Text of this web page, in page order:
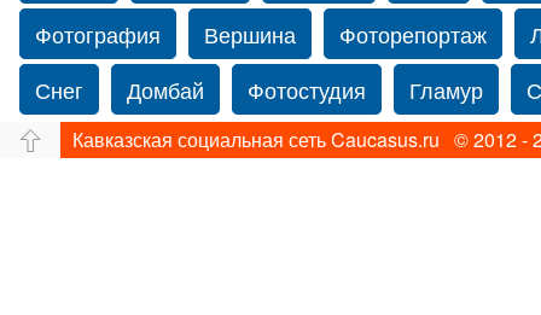
Фотография
Вершина Фоторепортаж
Снег
Домбай Фотостудия Гламур
Путешествие
Перевал Ущелье
Кавказская социальная сеть Caucasus.ru © 2012 -